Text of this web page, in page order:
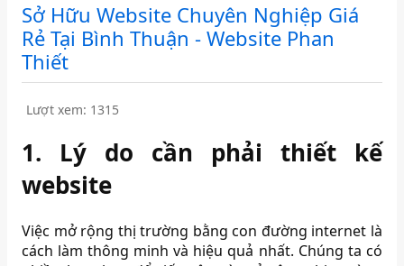
Sở Hữu Website Chuyên Nghiệp Giá
Rẻ Tại Bình Thuận - Website Phan
Thiết
Lượt xem: 1315
1.
Lý do cần phải thiết kế
website
Việc mở rộng thị trường bằng con đường internet là
cách làm thông minh và hiệu quả nhất. Chúng ta có